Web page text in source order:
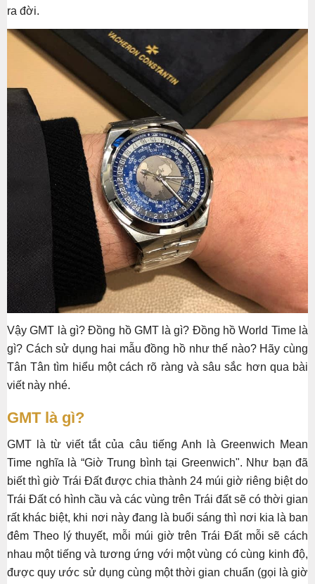
ra đời.
Vậy GMT là gì? Đồng hồ GMT là gì? Đồng hồ World Time là
gì? Cách sử dụng hai mẫu đồng hồ như thế nào? Hãy cùng
Tân Tân tìm hiểu một cách rõ ràng và sâu sắc hơn qua bài
viết này nhé.
GMT là gì?
GMT là từ viết tắt của câu tiếng Anh là Greenwich Mean
Time nghĩa là “Giờ Trung bình tại Greenwich". Như bạn đã
biết thì giờ Trái Đất được chia thành 24 múi giờ riêng biệt do
Trái Đất có hình cầu và các vùng trên Trái đất sẽ có thời gian
rất khác biệt, khi nơi này đang là buổi sáng thì nơi kia là ban
đêm Theo lý thuyết, mỗi múi giờ trên Trái Đất mỗi sẽ cách
nhau một tiếng và tương ứng với một vùng có cùng kinh độ,
được quy ước sử dụng cùng một thời gian chuẩn (gọi là giờ